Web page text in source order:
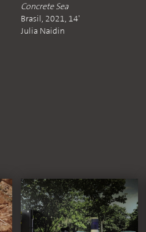
Concrete Sea
Brasil, 2021, 14'
Julia Naidin